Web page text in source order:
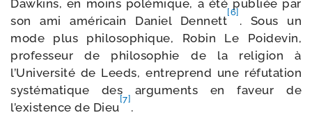
Dawkins, en moins polé­mique, a été publiée par
son ami amé­ri­cain Daniel Dennett
[6]
. Sous un
mode plus phi­lo­so­phique, Robin Le Poidevin,
pro­fes­seur de phi­lo­so­phie de la reli­gion à
l’Université de Leeds, entre­prend une réfu­ta­tion
sys­té­ma­tique des argu­ments en faveur de
l’existence de Dieu
[7]
.